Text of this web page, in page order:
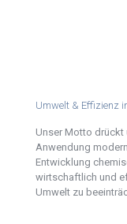
Umwelt & Effizienz
Unser Motto drückt
Anwendung
Entwicklung
wirtschaftlich und
Umwelt zu